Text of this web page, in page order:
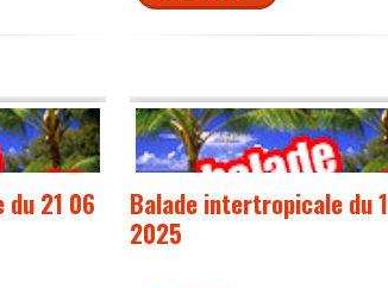
21 06
Balade intertropicale du
2025